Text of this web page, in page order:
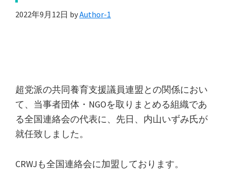
2022年9月12日 byAuthor-1
超党派の共同養育支援議員連盟との関係におい
て、当事者団体・NGOを取りまとめる組織であ
る全国連絡会の代表に、先日、内山いずみ氏が
就任致しました。
CRWJも全国連絡会に加盟しております。